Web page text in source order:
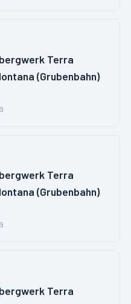
Terra
(Grubenbahn)
Terra
(Grubenbahn)
Terra